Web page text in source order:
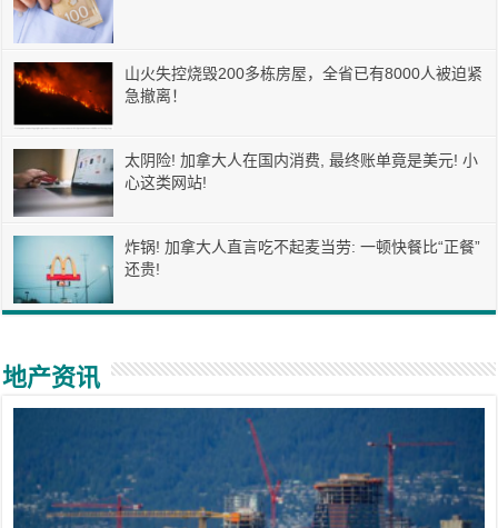
山火失控烧毁200多栋房屋，全省已有8000人被迫紧
急撤离！
太阴险! 加拿大人在国内消费, 最终账单竟是美元! 小
心这类网站!
炸锅! 加拿大人直言吃不起麦当劳: 一顿快餐比“正餐”
还贵!
地产资讯